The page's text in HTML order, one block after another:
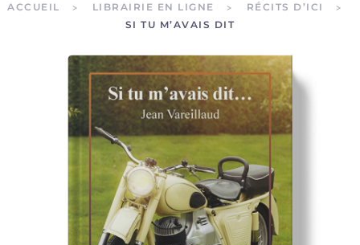
ACCUEIL LIBRAIRIE EN LIGNE
RÉCITS D’ICI
SI TU M’AVAIS DIT